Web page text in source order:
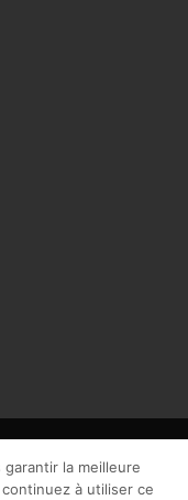
Site web réalisé par
la meilleure
à utiliser ce